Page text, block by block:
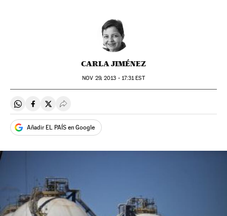
CARLA JIMÉNEZ
NOV 29, 2013 - 17:31EST
Compartir en Whatsapp
Compartir en Facebook
Compartir en Twitter
Desplegar Redes Sociales
Añadir EL PAÍS en Google